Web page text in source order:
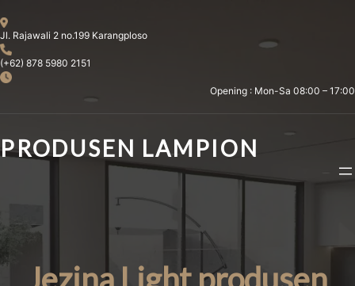
to
content
Jl. Rajawali 2 no.199 Karangploso
(+62) 878 5980 2151
Opening : Mon-Sa 08:00 – 17:00
PRODUSEN LAMPION